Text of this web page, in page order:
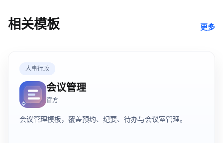
相关模板 更多
人事行政
会议管理
官方
会议管理模板，覆盖预约、纪要、待办与会议室管理。